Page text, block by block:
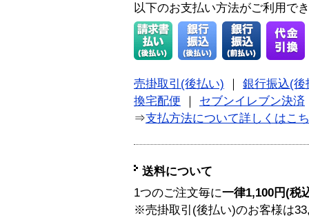
以下のお支払い方法がご利用で
売掛取引(後払い)
銀行振込(後
換宅配便
セブンイレブン決済
⇒支払方法について詳しくはこ
送料について
1つのご注文毎に一律1,100円(税
※売掛取引(後払い)のお客様は